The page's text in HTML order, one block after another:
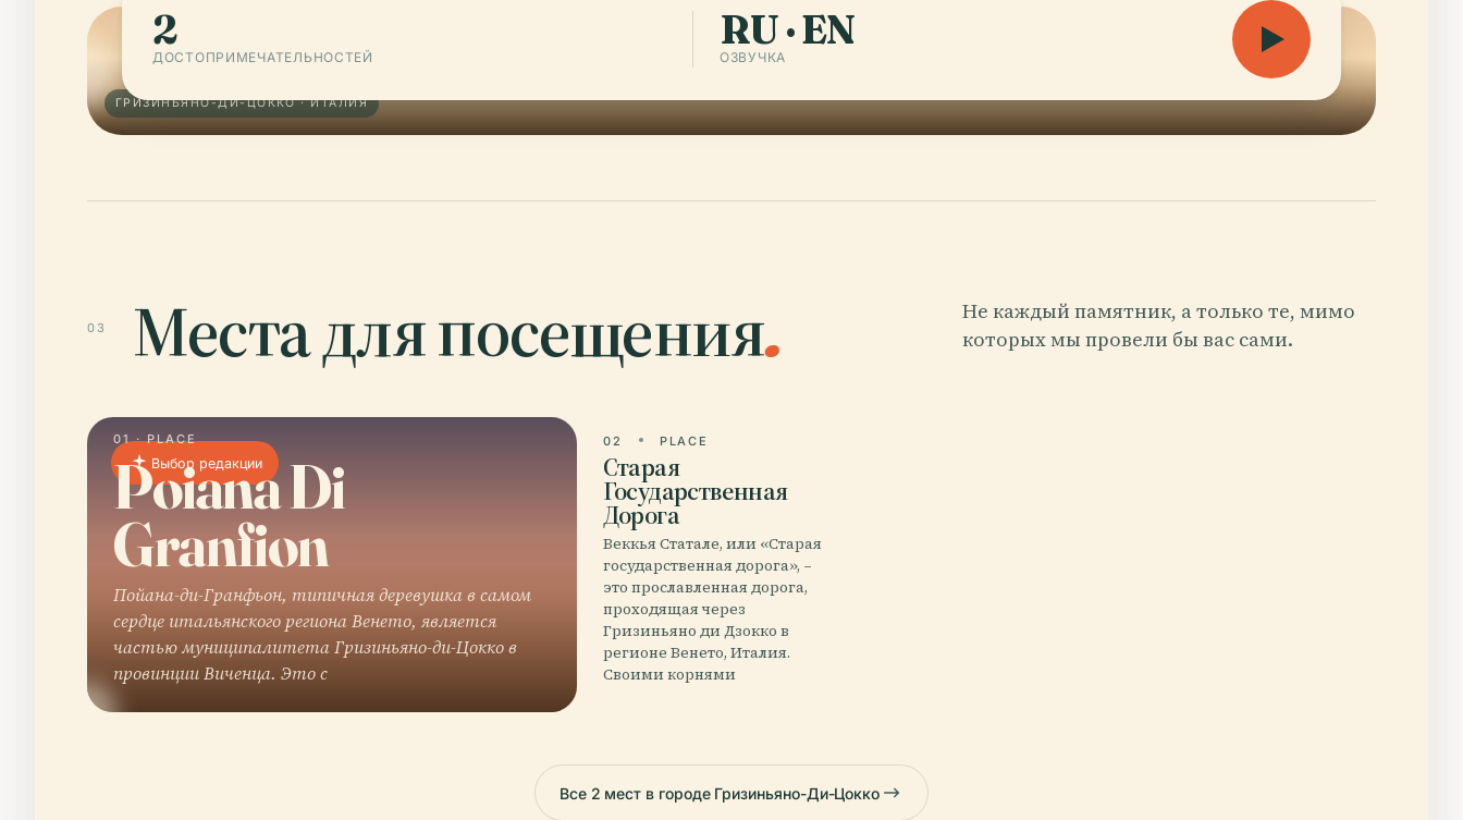
ГРИЗИНЬЯНО-ДИ-ЦОККО · ИТАЛИЯ
2
ДОСТОПРИМЕЧАТЕЛЬНОСТЕЙ
RU · EN
ОЗВУЧКА
03 Места для посещения.
Не каждый памятник, а только те, мимо
которых мы провели бы вас сами.
Выбор редакции
01 · PLACE
Poiana Di
Granfion
Пойана-ди-Гранфьон, типичная деревушка в самом
сердце итальянского региона Венето, является
частью муниципалитета Гризиньяно-ди-Цокко в
провинции Виченца. Это с
02 PLACE
Старая
Государственная
Дорога
Веккья Статале, или «Старая
государственная дорога», –
это прославленная дорога,
проходящая через
Гризиньяно ди Дзокко в
регионе Венето, Италия.
Своими корнями
Все 2 мест в городе Гризиньяно-Ди-Цокко